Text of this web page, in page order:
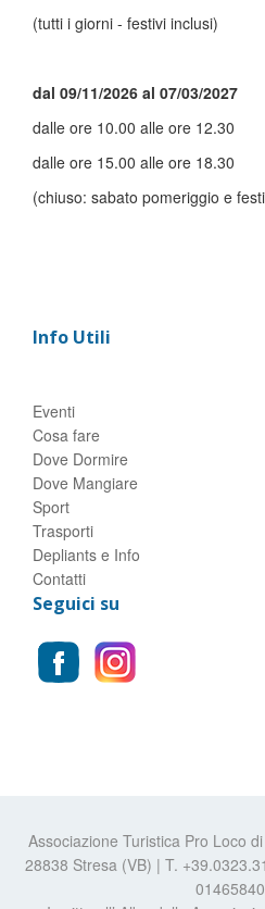
(tutti i giorni - festivi inclusi)
dal 09/11/2026 al 07/03/2027
dalle ore 10.00 alle ore 12.30
dalle ore 15.00 alle ore 18.30
(chiuso: sabato pomeriggio e
Info Utili
Eventi
Cosa fare
Dove Dormire
Dove Mangiare
Sport
Trasporti
Depliants e Info
Contatti
Seguici su
Associazione Turistica Pro Loco
28838 Stresa (VB) | T.